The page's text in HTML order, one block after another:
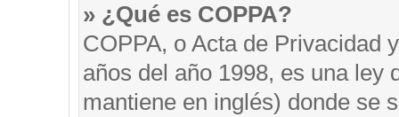
» ¿Qué es COPPA?
COPPA, o Acta de Privacidad
años del año 1998, es una ley
mantiene en inglés) donde se